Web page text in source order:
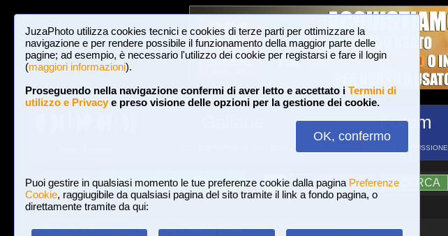
JuzaPhoto utilizza cookies tecnici e cookies di terze parti per ottimizzare la
navigazione e per rendere possibile il funzionamento della maggior parte delle
pagine; ad esempio, è necessario l'utilizzo dei cookie per registarsi e fare il login
(maggiori informazioni).
Proseguendo nella navigazione confermi di aver letto e accettato i Termini di
utilizzo e Privacye preso visione delle opzioni per la gestione dei cookie.
OK, confermo
Puoi gestire in qualsiasi momento le tue preferenze cookie dalla pagina Preferenze
Cookie, raggiugibile da qualsiasi pagina del sito tramite il link a fondo pagina, o
direttamente tramite da qui:
Forum
FORUM DI DISCUSSIONE
Login Iscriviti a JuzaPhoto! A A ?AIUTO RICERCA
Gallerie»Paesaggio Naturale» Senza Titolo